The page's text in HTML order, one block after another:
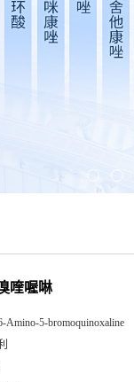
喹喔啉
Amino-5-bromoquinoxaline